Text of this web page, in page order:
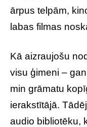
ārpus telpām,
labas filmas
Kā aizraujošu
visu ģimeni –
min grāmatu
ierakstītājā.
audio bibliotēku,